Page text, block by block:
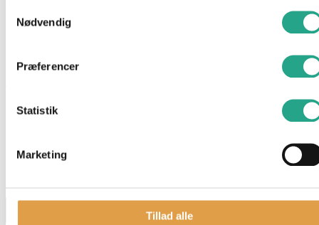
Nødvendig
Præferencer
Statistik
Marketing
Tillad alle
blandt andet gør, at den kan sidde.
" indikerer påkrævede felter